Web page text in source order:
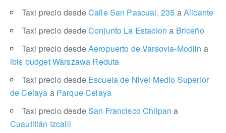
Taxi precio desdeCalle San Pascual, 235 aAlicante
Taxi precio desdeConjunto La Estaciona Briceño
Taxi precio desdeAeropuerto de Varsovia-Modlin a
ibis budget Warszawa Reduta
Taxi precio desde Escuela de Nivel Medio Superior
de Celaya aParque Celaya
Taxi precio desdeSan Francisco Chilpana
Cuautitlán Izcalli